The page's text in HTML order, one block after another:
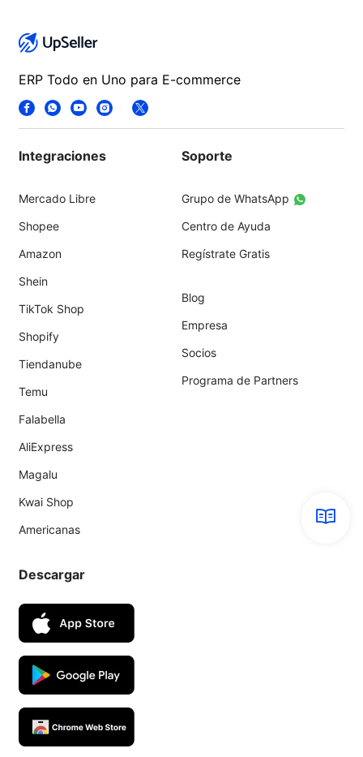
ERP Todo en Uno para E-commerce
Integraciones
Mercado Libre
Shopee
Amazon
Shein
TikTok Shop
Shopify
Tiendanube
Temu
Falabella
AliExpress
Magalu
Kwai Shop
Americanas
Soporte
Grupo de WhatsApp
Centro de Ayuda
Regístrate Gratis
Blog
Empresa
Socios
Programa de Partners
Descargar